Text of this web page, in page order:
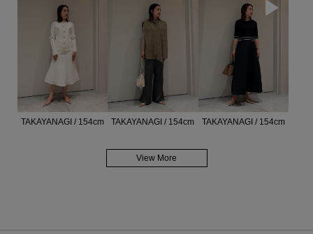
TAKAYANAGI / 154cm TAKAYANAGI / 154cm TAKAYANAGI / 154cm
View More